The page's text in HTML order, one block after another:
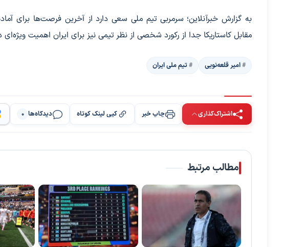
به گزارش خبرآنلاین؛ سرمربی تیم ملی سعی دارد از آخرین فرصت‌ها برای
مقابل کاستاریکا جدا از رکورد شخصی از نظر تیمی نیز برای ایران اهمیت ویژه‌ای
امیر قلعه‌نویی تیم ملی ایران
اشتراک‌گذاری چاپ خبر کپی لینک کوتاه دیدگاه‌ها 0
مطالب مرتبط